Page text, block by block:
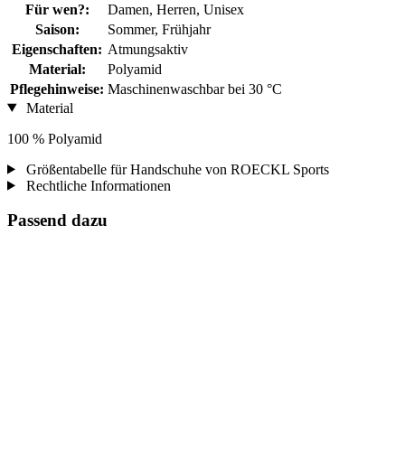
Für wen?:
Damen, Herren, Unisex
Saison:
Sommer, Frühjahr
Eigenschaften: Atmungsaktiv
Material:
Polyamid
Pflegehinweise: Maschinenwaschbar bei 30 °C
Material
100 % Polyamid
Größentabelle für Handschuhe von ROECKL Sports
Rechtliche Informationen
Passend dazu